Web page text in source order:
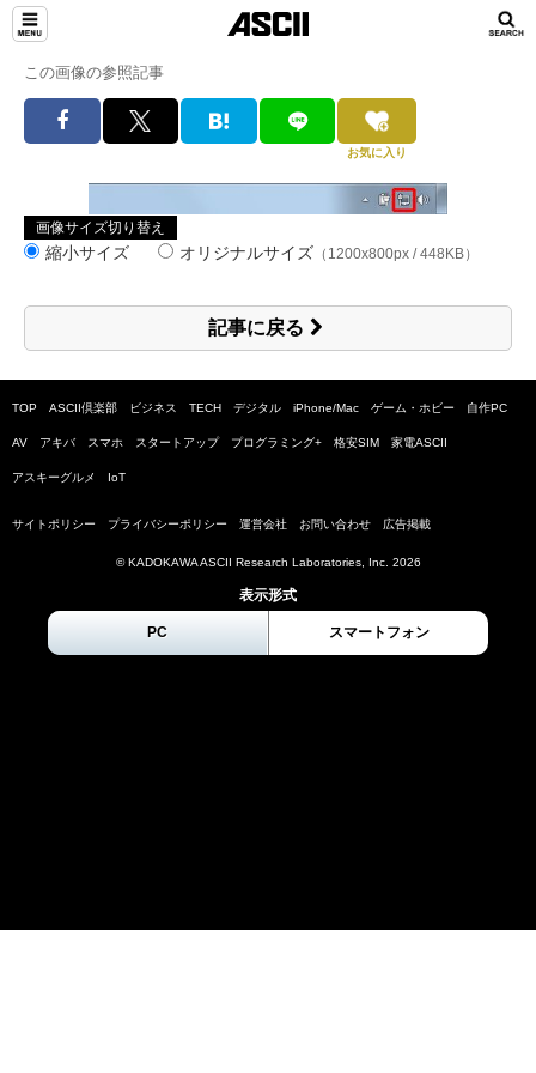
この画像の参照記事
お気に入り
画像サイズ切り替え
縮小サイズ オリジナルサイズ （1200x800px / 448KB）
記事に戻る
TOP ASCII倶楽部 ビジネス TECH デジタル iPhone/Mac ゲーム・ホビー 自作PC
AV アキバ スマホ スタートアップ プログラミング+ 格安SIM 家電ASCII
アスキーグルメ IoT
サイトポリシー プライバシーポリシー 運営会社 お問い合わせ 広告掲載
© KADOKAWA ASCII Research Laboratories, Inc. 2026
表示形式
PC スマートフォン